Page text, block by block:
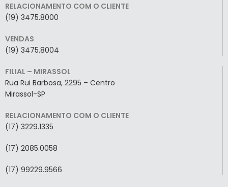
RELACIONAMENTO COM O CLIENTE
(19) 3475.8000
VENDAS
(19) 3475.8004
FILIAL – MIRASSOL
Rua Rui Barbosa, 2295 – Centro
Mirassol-SP
RELACIONAMENTO COM O CLIENTE
(17) 3229.1335
(17) 2085.0058
(17) 99229.9566